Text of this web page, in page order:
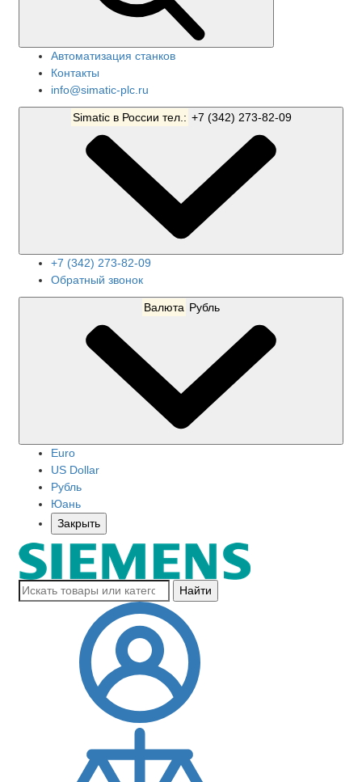
Автоматизация станков
Контакты
info@simatic-plc.ru
Simatic в России тел.: +7 (342) 273-82-09
+7 (342) 273-82-09
Обратный звонок
Валюта Рубль
Euro
US Dollar
Рубль
Юань
Закрыть
Найти